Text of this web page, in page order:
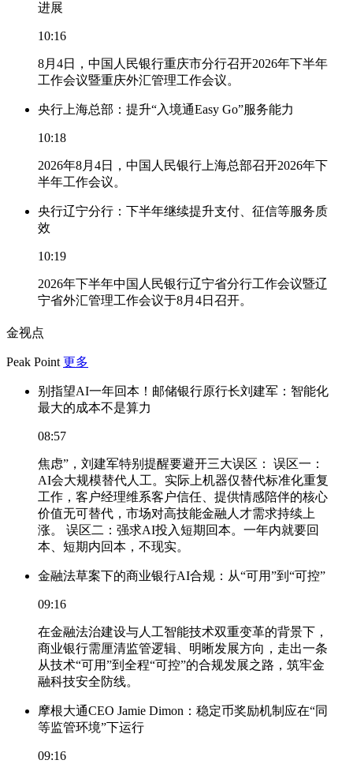
进展
10:16
8月4日，中国人民银行重庆市分行召开2026年下半年
工作会议暨重庆外汇管理工作会议。
央行上海总部：提升“入境通Easy Go”服务能力
10:18
2026年8月4日，中国人民银行上海总部召开2026年下
半年工作会议。
央行辽宁分行：下半年继续提升支付、征信等服务质
效
10:19
2026年下半年中国人民银行辽宁省分行工作会议暨辽
宁省外汇管理工作会议于8月4日召开。
金视点
Peak Point 更多
别指望AI一年回本！邮储银行原行长刘建军：智能化
最大的成本不是算力
08:57
焦虑”，刘建军特别提醒要避开三大误区： 误区一：
AI会大规模替代人工。实际上机器仅替代标准化重复
工作，客户经理维系客户信任、提供情感陪伴的核心
价值无可替代，市场对高技能金融人才需求持续上
涨。 误区二：强求AI投入短期回本。一年内就要回
本、短期内回本，不现实。
金融法草案下的商业银行AI合规：从“可用”到“可控”
09:16
在金融法治建设与人工智能技术双重变革的背景下，
商业银行需厘清监管逻辑、明晰发展方向，走出一条
从技术“可用”到全程“可控”的合规发展之路，筑牢金
融科技安全防线。
摩根大通CEO Jamie Dimon：稳定币奖励机制应在“同
等监管环境”下运行
09:16